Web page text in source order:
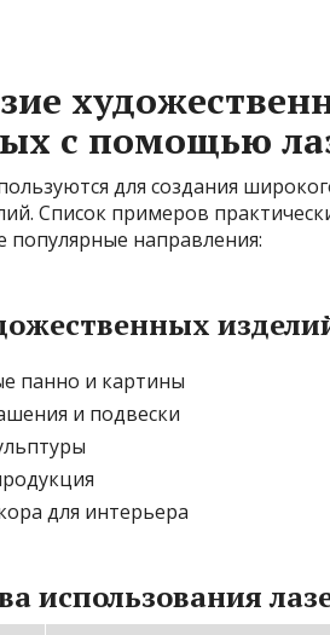
с помощью
для создания
Список примеров
популярные направления:
панно и картины
и подвески
для интерьера
использования